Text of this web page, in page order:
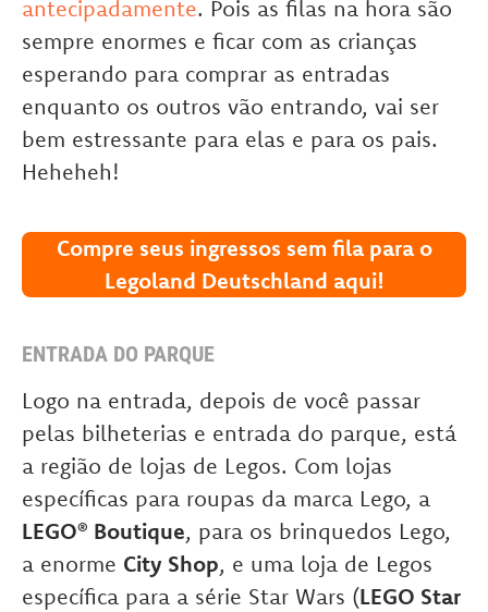
antecipadamente. Pois as filas na hora são
sempre enormes e ficar com as crianças
esperando para comprar as entradas
enquanto os outros vão entrando, vai ser
bem estressante para elas e para os pais.
Heheheh!
Compre seus ingressos sem fila para o
Legoland Deutschland aqui!
ENTRADA DO PARQUE
Logo na entrada, depois de você passar
pelas bilheterias e entrada do parque, está
a região de lojas de Legos. Com lojas
específicas para roupas da marca Lego, a
LEGO® Boutique, para os brinquedos Lego,
a enorme City Shop, e uma loja de Legos
específica para a série Star Wars (LEGO Star